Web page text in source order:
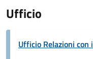
Ufficio
Ufficio Relazioni con